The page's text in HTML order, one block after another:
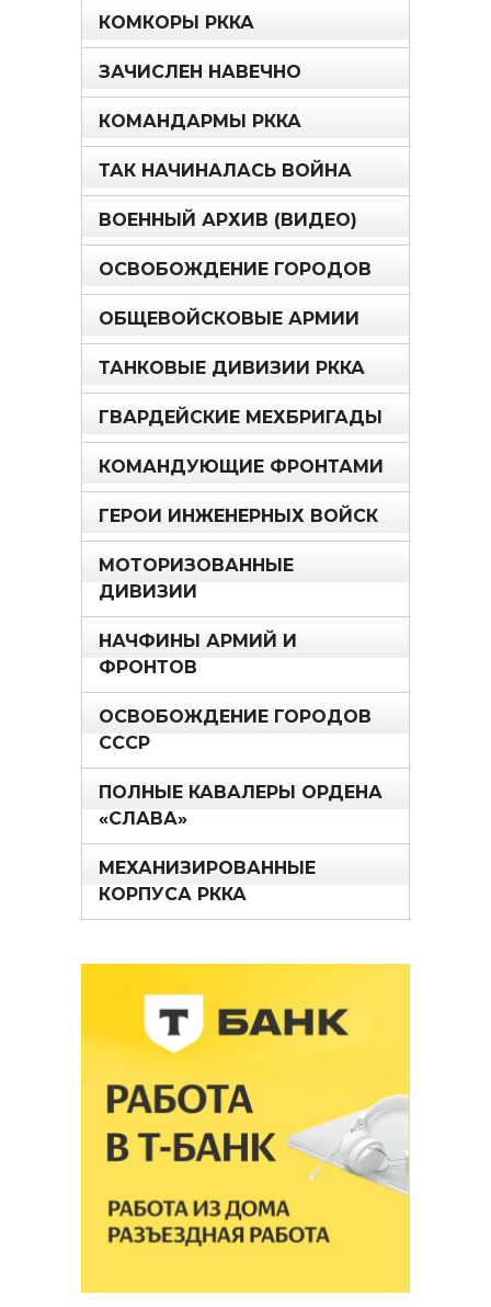
КОМКОРЫ РККА
ЗАЧИСЛЕН НАВЕЧНО
КОМАНДАРМЫ РККА
ТАК НАЧИНАЛАСЬ ВОЙНА
ВОЕННЫЙ АРХИВ (ВИДЕО)
ОСВОБОЖДЕНИЕ ГОРОДОВ
ОБЩЕВОЙСКОВЫЕ АРМИИ
ТАНКОВЫЕ ДИВИЗИИ РККА
ГВАРДЕЙСКИЕ МЕХБРИГАДЫ
КОМАНДУЮЩИЕ ФРОНТАМИ
ГЕРОИ ИНЖЕНЕРНЫХ ВОЙСК
МОТОРИЗОВАННЫЕ
ДИВИЗИИ
НАЧФИНЫ АРМИЙ И
ФРОНТОВ
ОСВОБОЖДЕНИЕ ГОРОДОВ
СССР
ПОЛНЫЕ КАВАЛЕРЫ ОРДЕНА
«СЛАВА»
МЕХАНИЗИРОВАННЫЕ
КОРПУСА РККА